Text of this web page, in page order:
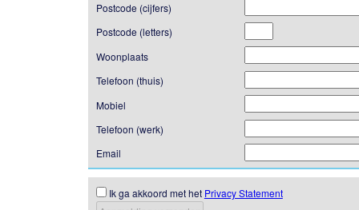
Postcode (cijfers)
Postcode (letters)
Woonplaats
Telefoon (thuis)
Mobiel
Telefoon (werk)
Email
Ik ga akkoord met het Privacy Statement